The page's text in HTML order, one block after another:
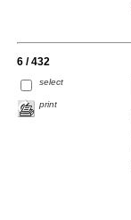
6 / 432
select
print